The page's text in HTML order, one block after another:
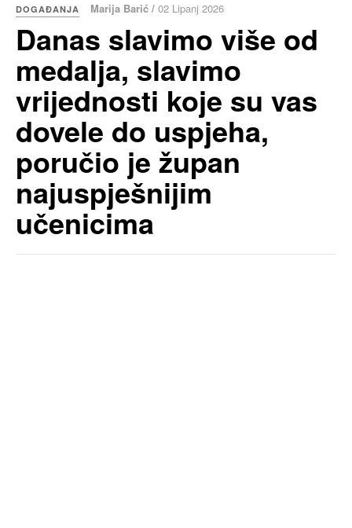
DOGAĐANJA Marija Barić / 02 Lipanj 2026
Danas slavimo više od
medalja, slavimo
vrijednosti koje su vas
dovele do uspjeha,
poručio je župan
najuspješnijim
učenicima